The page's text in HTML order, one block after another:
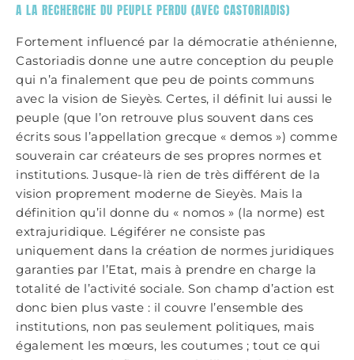
A LA RECHERCHE DU PEUPLE PERDU (AVEC CASTORIADIS)
Fortement influencé par la démocratie athénienne,
Castoriadis donne une autre conception du peuple
qui n’a finalement que peu de points communs
avec la vision de Sieyès. Certes, il définit lui aussi le
peuple (que l’on retrouve plus souvent dans ces
écrits sous l’appellation grecque « demos ») comme
souverain car créateurs de ses propres normes et
institutions. Jusque-là rien de très différent de la
vision proprement moderne de Sieyès. Mais la
définition qu’il donne du « nomos » (la norme) est
extrajuridique. Légiférer ne consiste pas
uniquement dans la création de normes juridiques
garanties par l’Etat, mais à prendre en charge la
totalité de l’activité sociale. Son champ d’action est
donc bien plus vaste : il couvre l’ensemble des
institutions, non pas seulement politiques, mais
également les mœurs, les coutumes ; tout ce qui